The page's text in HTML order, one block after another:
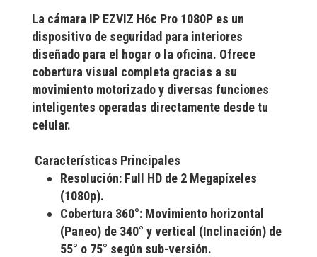
La cámara IP EZVIZ H6c Pro 1080P es un
dispositivo de seguridad para interiores
diseñado para el hogar o la oficina. Ofrece
cobertura visual completa gracias a su
movimiento motorizado y diversas funciones
inteligentes operadas directamente desde tu
celular.
Características Principales
Resolución: Full HD de 2 Megapíxeles
(1080p).
Cobertura 360°: Movimiento horizontal
(Paneo) de 340° y vertical (Inclinación) de
55° o 75° según sub-versión.